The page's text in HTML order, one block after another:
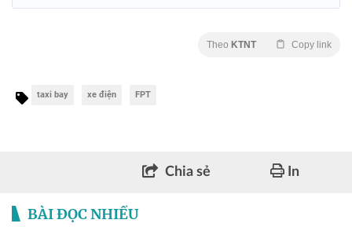
Theo KTNT Copy link
taxi bay xe điện FPT
Chia sẻ In
BÀI ĐỌC NHIỀU